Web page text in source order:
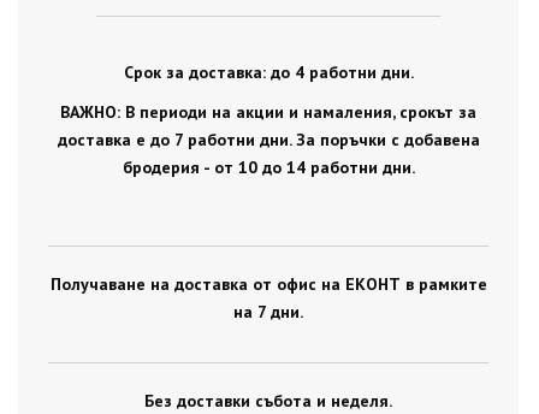
Срок за доставка: до 4 работни дни.
ВАЖНО: В периоди на акции и намаления, срокът за
доставка е до 7 работни дни. За поръчки с добавена
бродерия - от 10 до 14 работни дни.
Получаване на доставка от офис на ЕКОНТ в рамките
на 7 дни.
Без доставки събота и неделя.